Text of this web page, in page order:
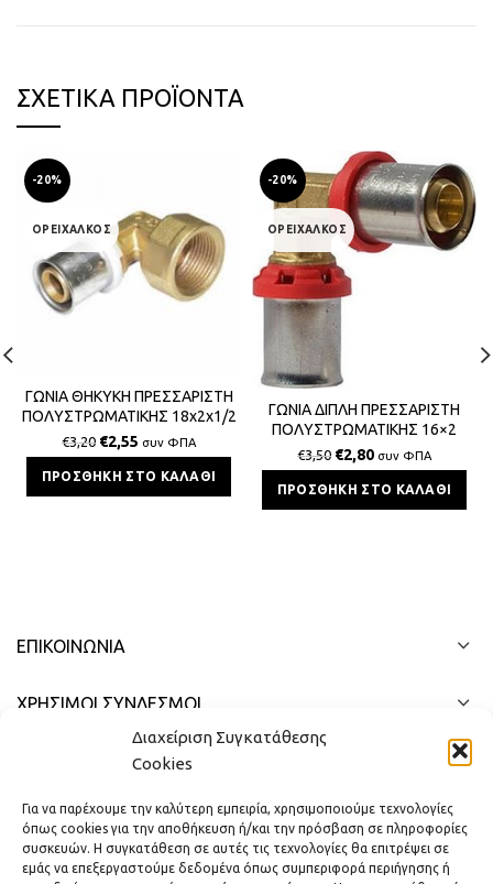
Διαχείριση Συγκατάθεσης
Cookies
Για να παρέχουμε την καλύτερη εμπειρία, χρησιμοποιούμε τεχνολογίες
όπως cookies για την αποθήκευση ή/και την πρόσβαση σε πληροφορίες
συσκευών. Η συγκατάθεση σε αυτές τις τεχνολογίες θα επιτρέψει σε
εμάς να επεξεργαστούμε δεδομένα όπως συμπεριφορά περιήγησης ή
ΣΧΕΤΙΚΆ ΠΡΟΪΌΝΤΑ
-20%
ΟΡΕΙΧΑΛΚΟΣ
ΓΩΝΙΑ ΘΗΚΥΚΗ ΠΡΕΣΣΑΡΙΣΤΗ
ΠΟΛΥΣΤΡΩΜΑΤΙΚΗΣ 18x2x1/2
€3,20 €2,55 συν ΦΠΑ
ΠΡΟΣΘΉΚΗ ΣΤΟ ΚΑΛΆΘΙ
-20%
ΟΡΕΙΧΑΛΚΟΣ
ΓΩΝΙΑ ΔΙΠΛΗ ΠΡΕΣΣΑΡΙΣΤΗ
ΠΟΛΥΣΤΡΩΜΑΤΙΚΗΣ 16×2
€3,50 €2,80 συν ΦΠΑ
ΠΡΟΣΘΉΚΗ ΣΤΟ ΚΑΛΆΘΙ
ΕΠΙΚΟΙΝΩΝΊΑ
ΧΡΗΣΙΜΟΙ ΣΥΝΔΕΣΜΟΙ
ΓΡΉΓΟΡΟ ΜΕΝΟΎ